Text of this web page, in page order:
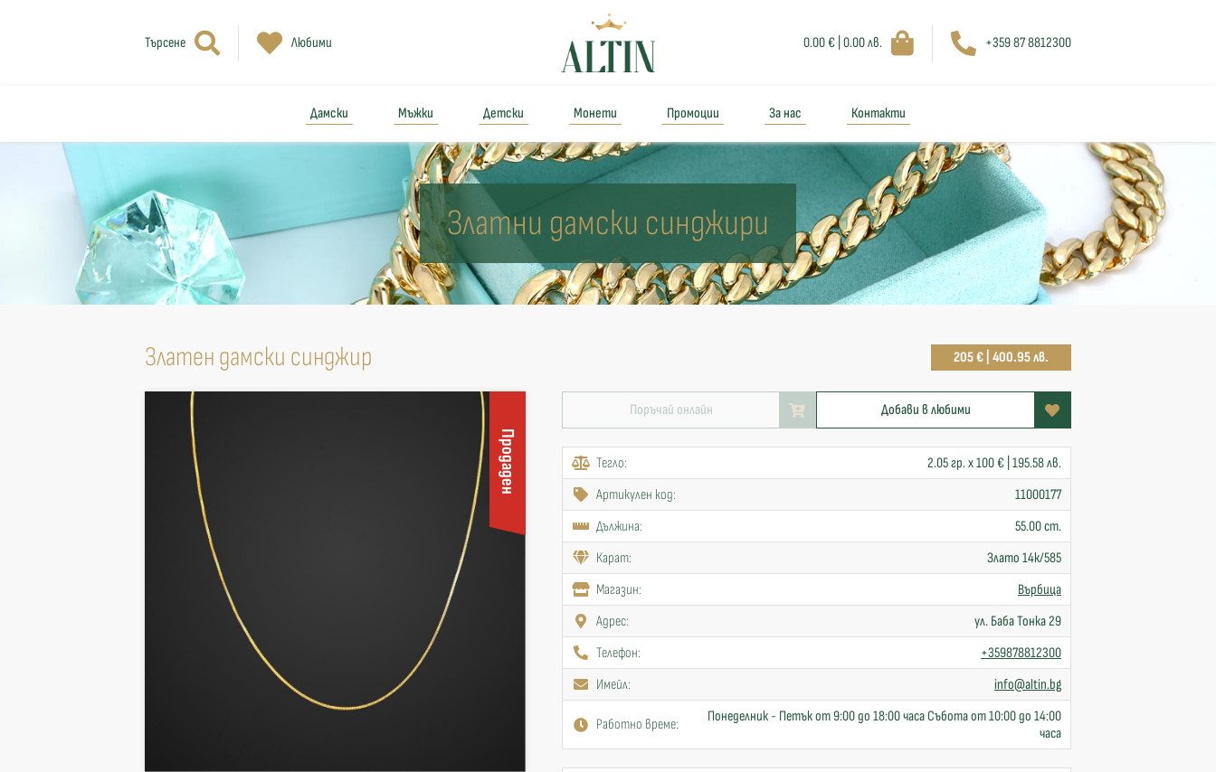
Търсене Любими 0.00 € | 0.00 лв. +359 87 8812300
Дамски Мъжки Детски Монети Промоции За нас Контакти
Златни дамски синджири
Златен дамски синджир 205 € | 400.95 лв.
Продаден
Поръчай онлайн Добави в любими
Тегло:
2.05 гр. x 100 € | 195.58 лв.
Артикулен код:
11000177
Дължина:
55.00 cm.
Карат:
Злато 14к/585
Mагазин:
Върбица
Адрес:
ул. Баба Тонка 29
Телефон:
+359878812300
Имейл:
info@altin.bg
Работно време:
Понеделник - Петък от 9:00 до 18:00 часа Събота от 10:00 до 14:00
часа